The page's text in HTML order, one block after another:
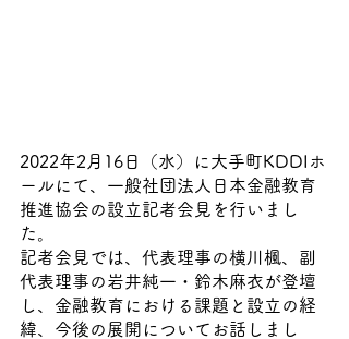
2022年2月16日（水）に大手町KDDIホ
ールにて、一般社団法人日本金融教育
推進協会の設立記者会見を行いまし
た。
記者会見では、代表理事の横川楓、副
代表理事の岩井純一・鈴木麻衣が登壇
し、金融教育における課題と設立の経
緯、今後の展開についてお話しまし